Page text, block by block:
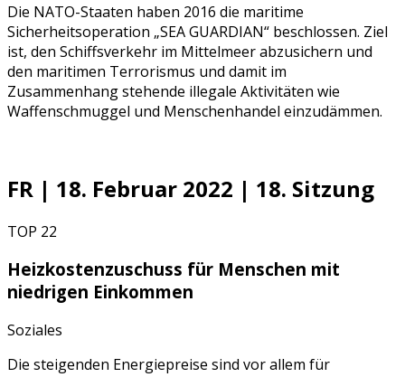
Die NATO-Staaten haben 2016 die maritime
Sicherheitsoperation „SEA GUARDIAN“ beschlossen. Ziel
ist, den Schiffsverkehr im Mittelmeer abzusichern und
den maritimen Terrorismus und damit im
Zusammenhang stehende illegale Aktivitäten wie
Waffenschmuggel und Menschenhandel einzudämmen.
FR | 18. Februar 2022 | 18. Sitzung
TOP 22
Heizkostenzuschuss für Menschen mit
niedrigen Einkommen
Soziales
Die steigenden Energiepreise sind vor allem für